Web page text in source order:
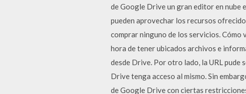
de Google Drive un gran editor en nube
pueden aprovechar los recursos
comprar ninguno de los servicios.
hora de tener ubicados archivos e
desde Drive. Por otro lado, la URL pude
Drive tenga acceso al mismo. Sin
de Google Drive con ciertas